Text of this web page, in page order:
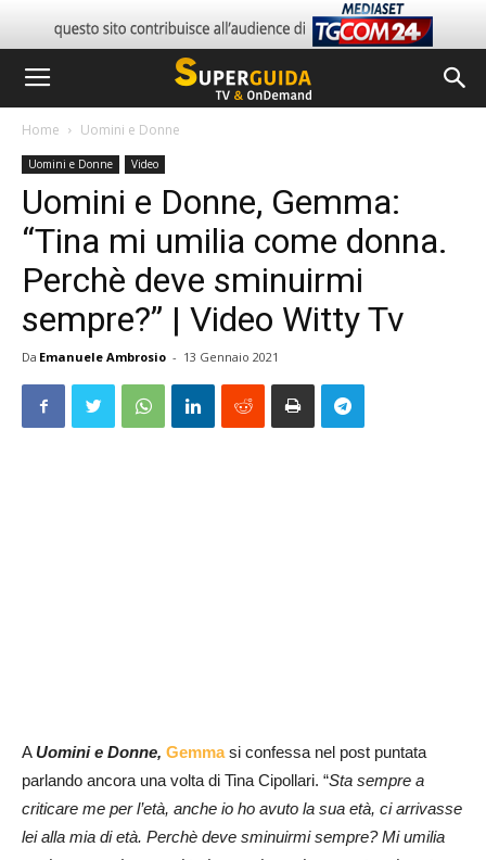
Home Uomini e Donne
Uomini e Donne Video
Uomini e Donne, Gemma:
“Tina mi umilia come donna.
Perchè deve sminuirmi
sempre?” | Video Witty Tv
Da Emanuele Ambrosio - 13 Gennaio 2021
AUomini e Donne, Gemmasi confessa nel post puntata
parlando ancora una volta di Tina Cipollari. “Sta sempre a
criticare me per l’età, anche io ho avuto la sua età, ci arrivasse
lei alla mia di età. Perchè deve sminuirmi sempre? Mi umilia